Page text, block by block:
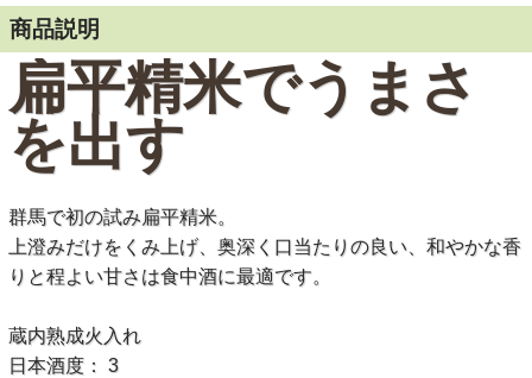
商品説明
扁平精米でうまさ
を出す
群馬で初の試み扁平精米。
上澄みだけをくみ上げ、奥深く口当たりの良い、和やかな香
りと程よい甘さは食中酒に最適です。
蔵内熟成火入れ
日本酒度： 3